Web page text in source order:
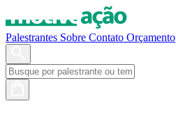
Palestrantes Sobre Contato Orçamento